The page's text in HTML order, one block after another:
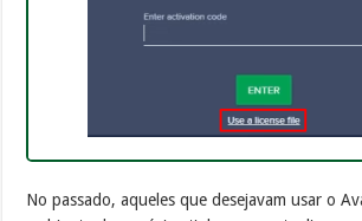
No passado, aqueles que desejavam usar o